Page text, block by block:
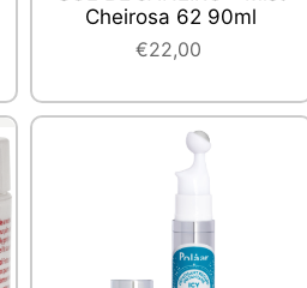
Cheirosa 62 90ml
€22,00